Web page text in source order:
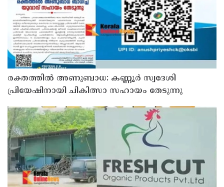
രക്തത്തിൽ അണുബാധ: കണ്ണൂർ സ്വദേശി
പ്രിയേഷിനായി ചികിത്സാ സഹായം തേടുന്നു